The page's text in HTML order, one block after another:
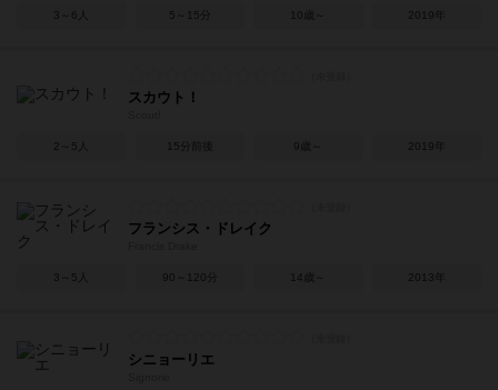
3～6人 5～15分 10歳～ 2019年
スカウト！
2～5人 15分前後 9歳～ 2019年
フランシス・ドレイク
3～5人 90～120分 14歳～ 2013年
シニョーリエ